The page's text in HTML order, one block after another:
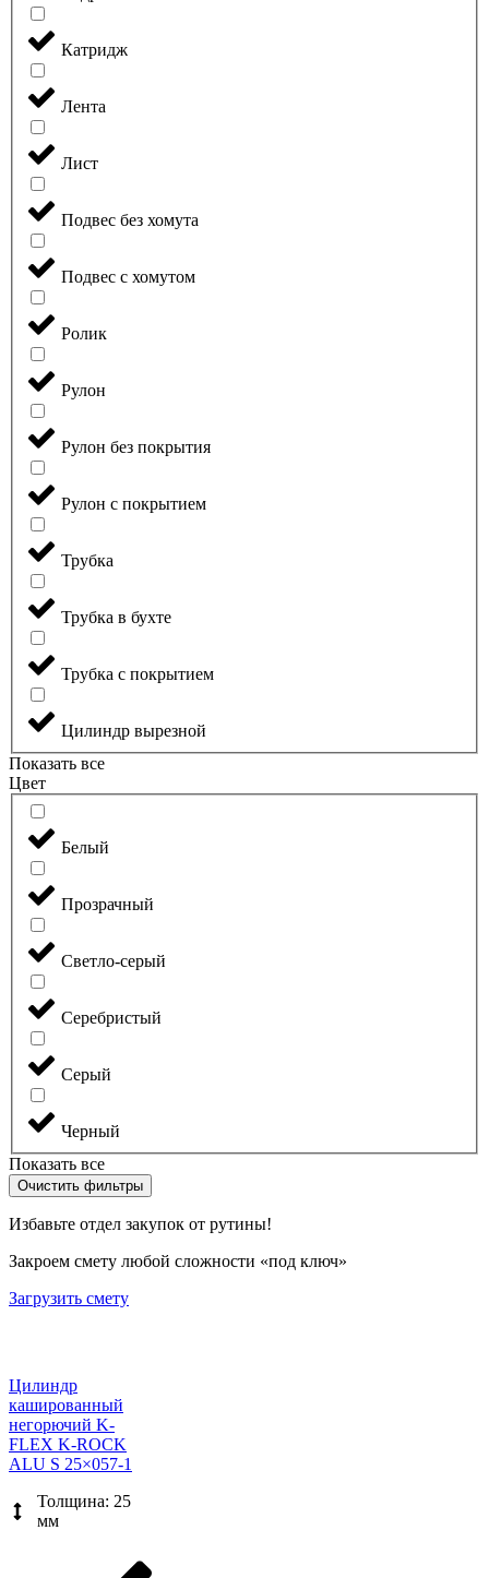
Катридж
Лента
Лист
Подвес без хомута
Подвес с хомутом
Ролик
Рулон
Рулон без покрытия
Рулон с покрытием
Трубка
Трубка в бухте
Трубка с покрытием
Цилиндр вырезной
Показать все
Цвет
Белый
Прозрачный
Светло-серый
Серебристый
Серый
Черный
Показать все
Очистить фильтры
Избавьте отдел закупок от рутины!
Закроем смету любой сложности «под ключ»
Загрузить смету
Цилиндр
кашированный
негорючий K-
FLEX K-ROCK
ALU S 25×057-1
Толщина: 25
мм